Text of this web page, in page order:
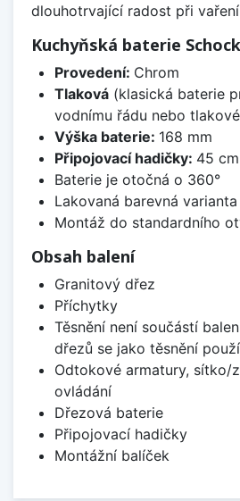
dlouhotrvající radost při
Kuchyňská baterie
Provedení: Chrom
Tlaková(klasická baterie
vodnímu řádu nebo
Výška baterie: 168 mm
Připojovací hadičky: 45 cm
Baterie je otočná o 360°
Lakovaná barevná varianta
Montáž do standardního
Obsah balení
Granitový dřez
Příchytky
Těsnění není součástí
dřezů se jako těsnění
Odtokové armatury, sítko/
ovládání
Dřezová baterie
Připojovací hadičky
Montážní balíček